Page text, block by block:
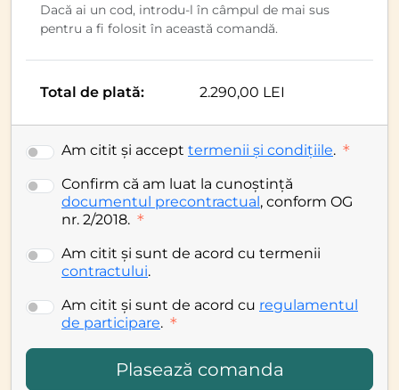
Dacă ai un cod, introdu-l în câmpul de mai sus
pentru a fi folosit în această comandă.
Total de plată: 2.290,00 LEI
Am citit și accept termenii și condițiile.
Confirm că am luat la cunoștință
documentul precontractual, conform OG
nr. 2/2018.
Am citit și sunt de acord cu termenii
contractului.
Am citit și sunt de acord cu regulamentul
de participare.
Plasează comanda